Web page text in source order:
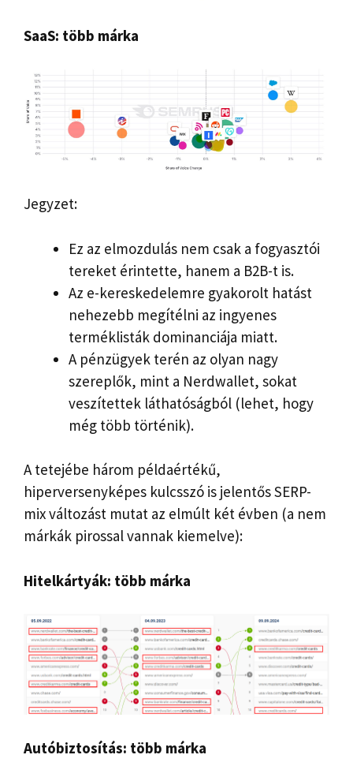
SaaS: több márka
Jegyzet:
Ez az elmozdulás nem csak a fogyasztói
tereket érintette, hanem a B2B-t is.
Az e-kereskedelemre gyakorolt ​​hatást
nehezebb megítélni az ingyenes
terméklisták dominanciája miatt.
A pénzügyek terén az olyan nagy
szereplők, mint a Nerdwallet, sokat
veszítettek láthatóságból (lehet, hogy
még több történik).
A tetejébe három példaértékű,
hiperversenyképes kulcsszó is jelentős SERP-
mix változást mutat az elmúlt két évben (a nem
márkák pirossal vannak kiemelve):
Hitelkártyák: több márka
Autóbiztosítás: több márka